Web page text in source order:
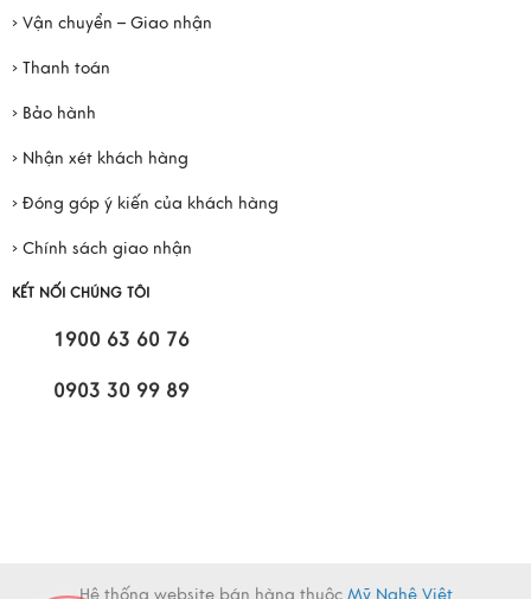
› Vận chuyển – Giao nhận
› Thanh toán
› Bảo hành
› Nhận xét khách hàng
› Đóng góp ý kiến của khách hàng
› Chính sách giao nhận
KẾT NỐI CHÚNG TÔI
1900 63 60 76
0903 30 99 89
Hệ thống website bán hàng thuộc Mỹ Nghệ Việt